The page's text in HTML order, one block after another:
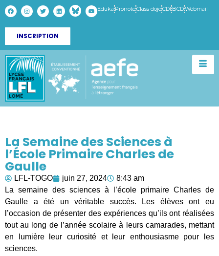
Eduka PronoteClass dojoCDI BCDWebmail
INSCRIPTION
La Semaine des Sciences à
l’École Primaire Charles de
Gaulle
LFL-TOGO juin 27, 2024
8:43 am
La semaine des sciences à l’école primaire Charles de
Gaulle a été un véritable succès. Les élèves ont eu
l’occasion de présenter des expériences qu’ils ont réalisées
tout au long de l’année scolaire à leurs camarades, mettant
en lumière leur curiosité et leur enthousiasme pour les
sciences.